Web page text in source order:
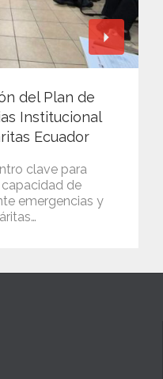
del Plan de
Institucional
Ecuador
clave para
de
emergencias y